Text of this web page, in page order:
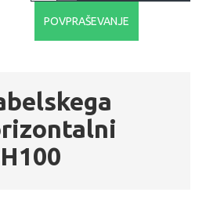
POVPRAŠEVANJE